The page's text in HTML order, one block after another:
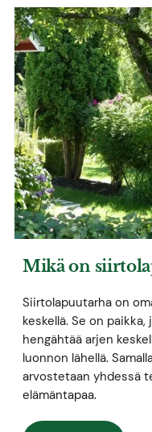
Mikä on
Siirtolapuutarha on
keskellä. Se on
hengähtää arjen
luonnon lähellä.
arvostetaan yhdessä
elämäntapaa.